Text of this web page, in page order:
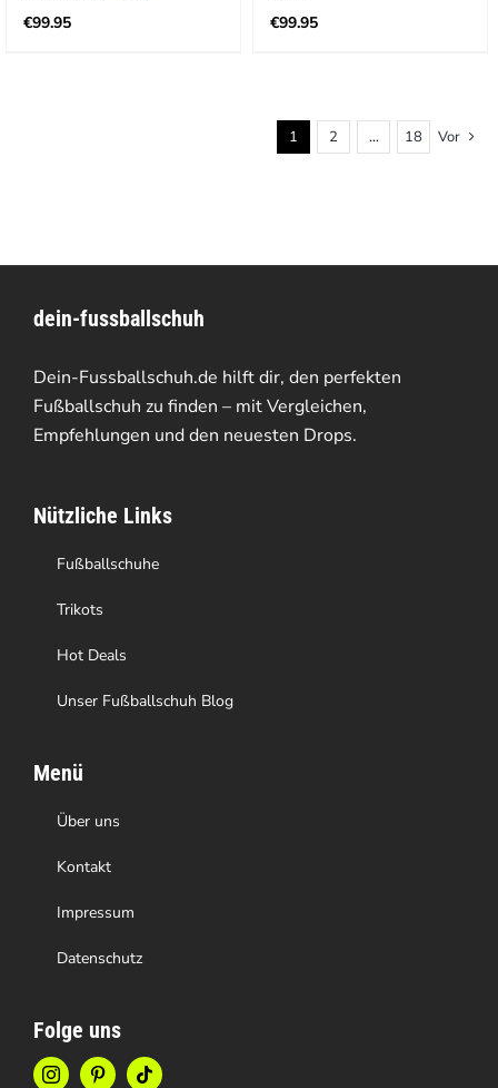
€99.95 €99.95
1 2 … 18 Vor
dein-fussballschuh
Dein-Fussballschuh.de hilft dir, den perfekten
Fußballschuh zu finden – mit Vergleichen,
Empfehlungen und den neuesten Drops.
Nützliche Links
Fußballschuhe
Trikots
Hot Deals
Unser Fußballschuh Blog
Menü
Über uns
Kontakt
Impressum
Datenschutz
Folge uns